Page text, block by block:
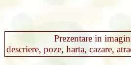
Prezentare in
descriere, poze, harta, cazare,